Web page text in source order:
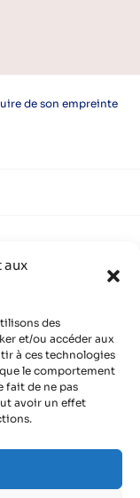
aux
des
et/ou accéder aux
à ces technologies
le comportement
fait de ne pas
avoir un effet
de son empreinte